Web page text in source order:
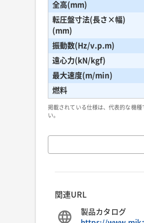
全高(mm)
転圧盤寸法(長さ×幅)
(mm)
振動数(Hz/v.p.m)
遠心力(kN/kgf)
最大速度(m/min)
燃料
掲載されている仕様は、代表的な機
い。
関連URL
製品カタログ